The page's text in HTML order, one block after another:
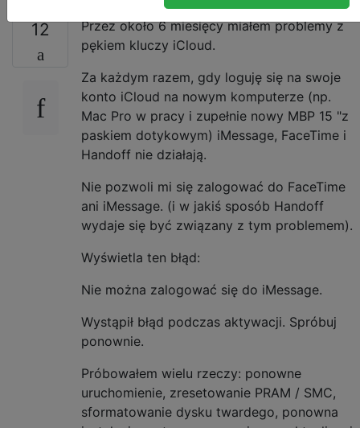
12
Przez około 6 miesięcy miałem problemy z
pękiem kluczy iCloud.
Za każdym razem, gdy loguję się na swoje
konto iCloud na nowym komputerze (np.
Mac Pro w pracy i zupełnie nowy MBP 15 "z
paskiem dotykowym) iMessage, FaceTime i
Handoff nie działają.
Nie pozwoli mi się zalogować do FaceTime
ani iMessage. (i w jakiś sposób Handoff
wydaje się być związany z tym problemem).
Wyświetla ten błąd:
Nie można zalogować się do iMessage.
Wystąpił błąd podczas aktywacji. Spróbuj
ponownie.
Próbowałem wielu rzeczy: ponowne
uruchomienie, zresetowanie PRAM / SMC,
sformatowanie dysku twardego, ponowna